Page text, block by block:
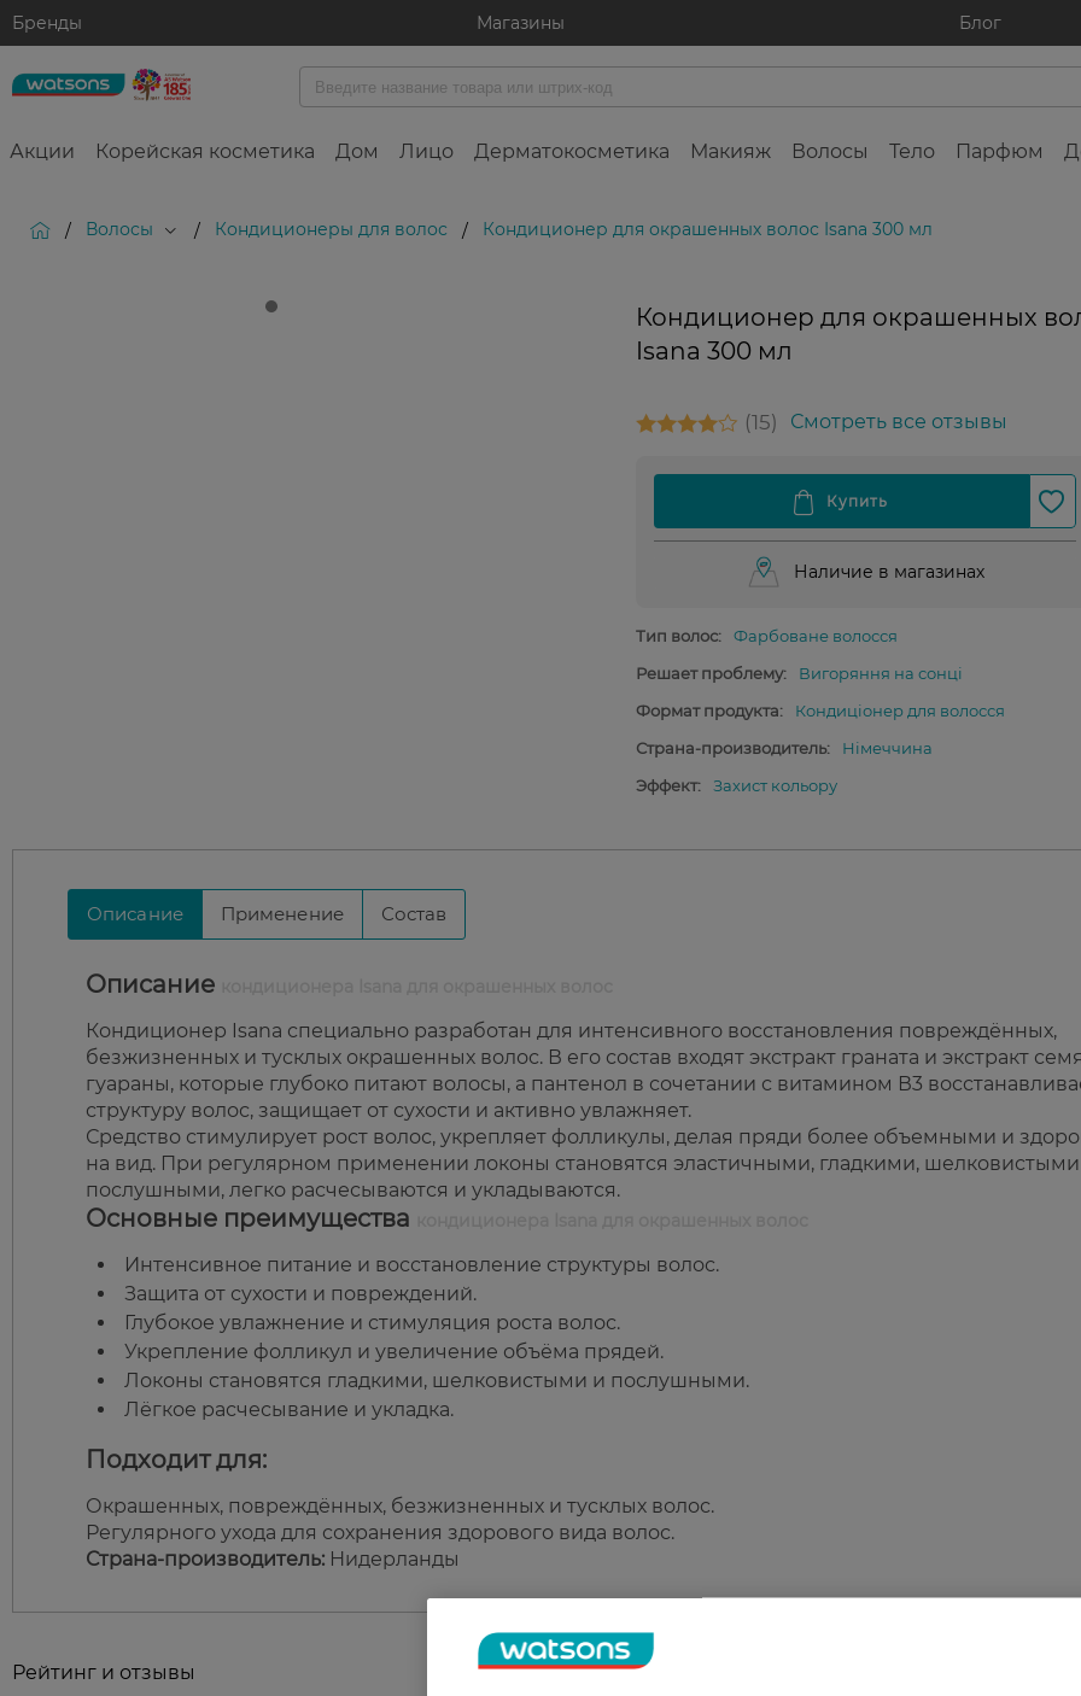
Бренды Магазины Блог
Акции Корейская косметика Дом Лицо Дерматокосметика Макияж Волосы Тело Парфюм
/ Волосы / Кондиционеры для волос / Кондиционер для окрашенных волос Isana 300 мл
Кондиционер для окрашенных
Isana 300 мл
15 Смотреть все отзывы
Наличие в магазинах
Тип волос:
Фарбоване волосся
Решает проблему:
Вигоряння на сонці
Формат продукта:
Кондиціонер для волосся
Страна-производитель:
Німеччина
Эффект:
Захист кольору
Описание Применение Состав
Описание
Кондиционер Isana специально разработан для интенсивного восстановления повреждённых,
безжизненных и тусклых окрашенных волос. В его состав входят экстракт граната и экстракт
гуараны, которые глубоко питают волосы, а пантенол в сочетании с витамином В3
структуру волос, защищает от сухости и активно увлажняет.
Средство стимулирует рост волос, укрепляет фолликулы, делая пряди более объемными и
на вид. При регулярном применении локоны становятся эластичными, гладкими,
послушными, легко расчесываются и укладываются.
Основные преимущества
Интенсивное питание и восстановление структуры волос.
Защита от сухости и повреждений.
Глубокое увлажнение и стимуляция роста волос.
Укрепление фолликул и увеличение объёма прядей.
Локоны становятся гладкими, шелковистыми и послушными.
Лёгкое расчесывание и укладка.
Подходит для:
Окрашенных, повреждённых, безжизненных и тусклых волос.
Регулярного ухода для сохранения здорового вида волос.
Страна-производитель: Нидерланды
Рейтинг и отзывы